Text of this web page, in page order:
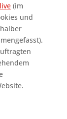
(im
und